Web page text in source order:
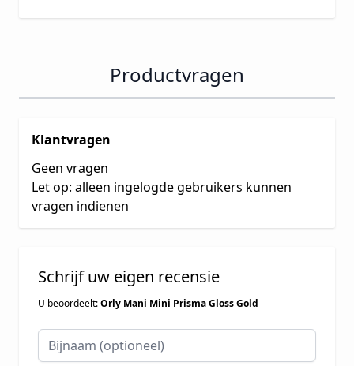
Productvragen
Klantvragen
Geen vragen
Let op: alleen ingelogde gebruikers kunnen
vragen indienen
Schrijf uw eigen recensie
U beoordeelt:Orly Mani Mini Prisma Gloss Gold
Bijnaam